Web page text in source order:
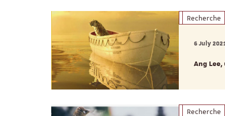
Recherche
6 July
Ang
Recherche